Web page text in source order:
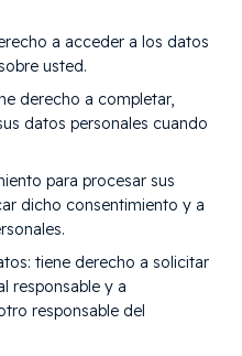
a acceder a los datos
usted.
derecho a completar,
datos personales cuando
para procesar sus
dicho consentimiento y a
tiene derecho a solicitar
responsable y a
responsable del